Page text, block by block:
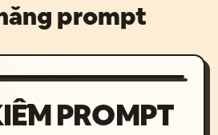
prompt
PROMPT